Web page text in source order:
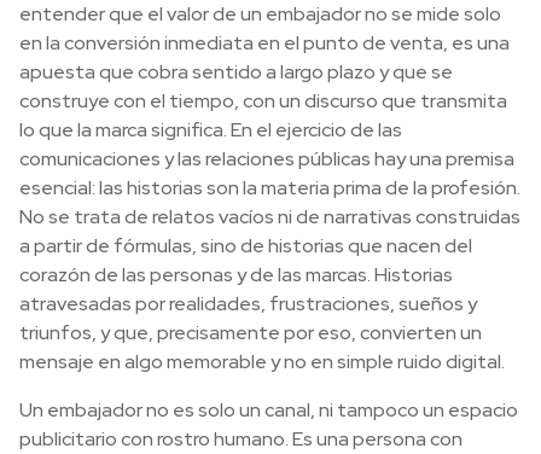
entender que el valor de un embajador no se mide solo
en la conversión inmediata en el punto de venta, es una
apuesta que cobra sentido a largo plazo y que se
construye con el tiempo, con un discurso que transmita
lo que la marca significa. En el ejercicio de las
comunicaciones y las relaciones públicas hay una premisa
esencial: las historias son la materia prima de la profesión.
No se trata de relatos vacíos ni de narrativas construidas
a partir de fórmulas, sino de historias que nacen del
corazón de las personas y de las marcas. Historias
atravesadas por realidades, frustraciones, sueños y
triunfos, y que, precisamente por eso, convierten un
mensaje en algo memorable y no en simple ruido digital.
Un embajador no es solo un canal, ni tampoco un espacio
publicitario con rostro humano. Es una persona con